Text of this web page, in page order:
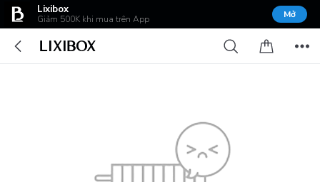
Lixibox
Giảm 500K khi mua trên App Mở